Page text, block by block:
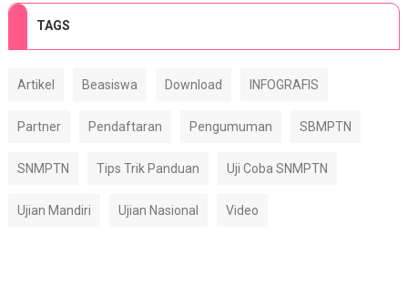
TAGS
Artikel Beasiswa Download INFOGRAFIS
Partner Pendaftaran Pengumuman SBMPTN
SNMPTN Tips Trik Panduan Uji Coba SNMPTN
Ujian Mandiri Ujian Nasional Video